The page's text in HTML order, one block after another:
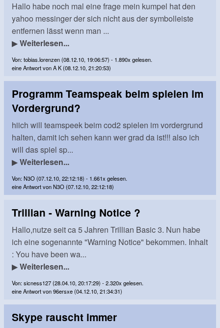
Hallo habe noch mal eine frage mein kumpel hat den
yahoo messinger der sich nicht aus der symbolleiste
entfernen lässt wenn man ...
▶Weiterlesen...
Von: tobias.lorenzen (08.12.10, 19:06:57) - 1.890x gelesen.
eine Antwort von A K (08.12.10, 21:20:53)
Programm Teamspeak beim spielen im
Vordergrund?
hiich will teamspeek beim cod2 spielen im vordergrund
halten, damit ich sehen kann wer grad da ist!!! also ich
will das spiel sp...
▶Weiterlesen...
Von: N3O (07.12.10, 22:12:18) - 1.661x gelesen.
eine Antwort von N3O (07.12.10, 22:12:18)
Trillian - Warning Notice ?
Hallo,nutze seit ca 5 Jahren Trillian Basic 3. Nun habe
ich eine sogenannte "Warning Notice" bekommen. Inhalt
: You have been wa...
▶Weiterlesen...
Von: sicness127 (28.04.10, 20:17:29) - 2.320x gelesen.
eine Antwort von 96ersxe (04.12.10, 21:34:31)
Skype rauscht immer